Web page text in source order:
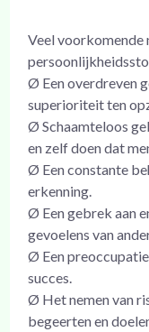
Veel voorkomende
Ø Een overdreven
superioriteit ten
Ø Schaamteloos
en zelf doen dat
Ø Een constante
erkenning.
Ø Een gebrek aan
gevoelens van
Ø Een
succes.
Ø Het nemen van
begeerten en